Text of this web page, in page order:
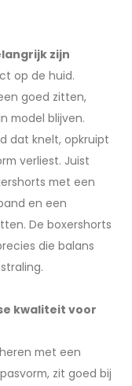
zijn
op de huid.
goed zitten,
model blijven.
dat knelt, opkruipt
verliest. Juist
met een
en een
De boxershorts
die balans
kwaliteit voor
met een
zit goed bij